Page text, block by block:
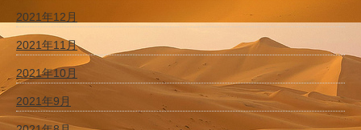
2021年12月
2021年11月
2021年10月
2021年9月